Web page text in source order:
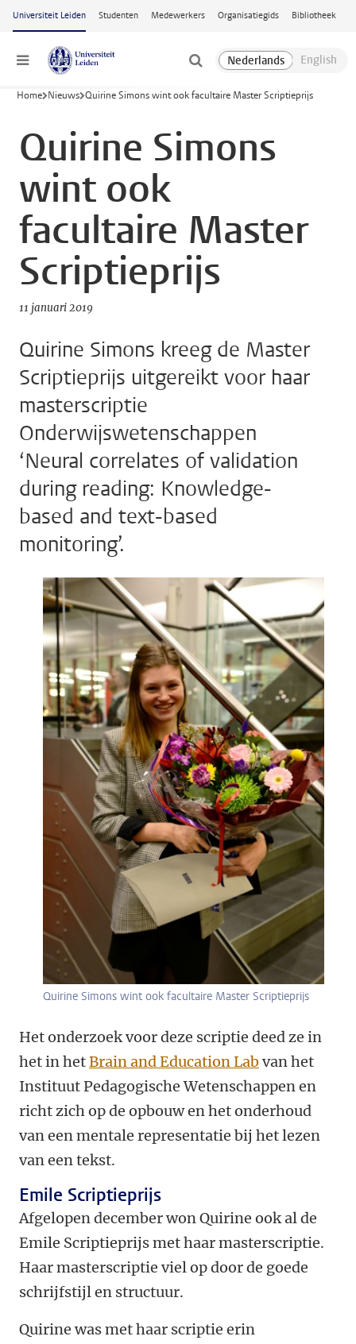
Ga naar hoofdinhoud
Universiteit Leiden Studenten Medewerkers Organisatiegids Bibliotheek
Menu
Home Nieuws Quirine Simons wint ook facultaire Master Scriptieprijs
Quirine Simons
wint ook
facultaire Master
Scriptieprijs
11 januari 2019
Quirine Simons kreeg de Master
Scriptieprijs uitgereikt voor haar
masterscriptie
Onderwijswetenschappen
‘Neural correlates of validation
during reading: Knowledge-
based and text-based
monitoring’.
Quirine Simons wint ook facultaire Master Scriptieprijs
Het onderzoek voor deze scriptie deed ze in
het in hetBrain and Education Labvan het
Instituut Pedagogische Wetenschappen en
richt zich op de opbouw en het onderhoud
van een mentale representatie bij het lezen
van een tekst.
Emile Scriptieprijs
Afgelopen december won Quirine ook al de
Emile Scriptieprijs met haar masterscriptie.
Haar masterscriptie viel op door de goede
schrijfstijl en structuur.
Quirine was met haar scriptie erin